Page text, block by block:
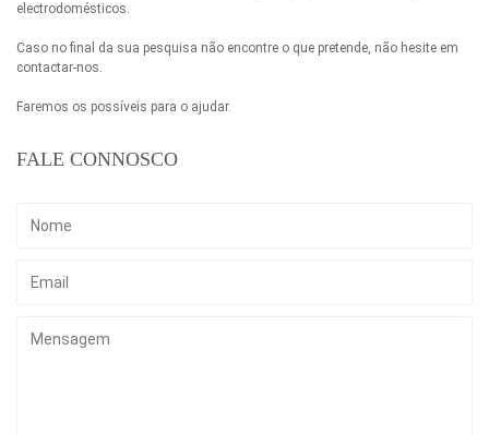
electrodomésticos.
Caso no final da sua pesquisa não encontre o que pretende, não hesite em
contactar-nos.
Faremos os possíveis para o ajudar.
FALE CONNOSCO